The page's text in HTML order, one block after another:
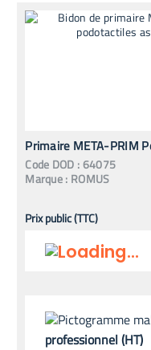
Primaire META-PRIM
Code DOD :64075
Marque : ROMUS
Prix public (TTC)
professionnel (HT)